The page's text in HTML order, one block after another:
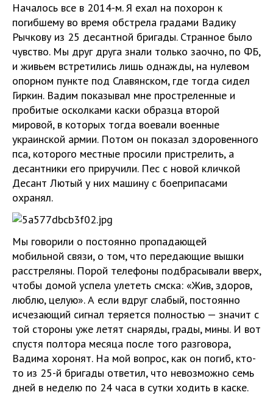
Началось все в 2014-м. Я ехал на похорон к
погибшему во время обстрела градами Вадику
Рычкову из 25 десантной бригады. Странное было
чувство. Мы друг друга знали только заочно, по ФБ,
и живьем встретились лишь однажды, на нулевом
опорном пункте под Славянском, где тогда сидел
Гиркин. Вадим показывал мне простреленные и
пробитые осколками каски образца второй
мировой, в которых тогда воевали военные
украинской армии. Потом он показал здоровенного
пса, которого местные просили пристрелить, а
десантники его приручили. Пес с новой кличкой
Десант Лютый у них машину с боеприпасами
охранял.
Мы говорили о постоянно пропадающей
мобильной связи, о том, что передающие вышки
расстреляны. Порой телефоны подбрасывали вверх,
чтобы домой успела улететь смска: «Жив, здоров,
люблю, целую». А если вдруг слабый, постоянно
исчезающий сигнал теряется полностью — значит с
той стороны уже летят снаряды, грады, мины. И вот
спустя полтора месяца после того разговора,
Вадима хоронят. На мой вопрос, как он погиб, кто-
то из 25-й бригады ответил, что невозможно семь
дней в неделю по 24 часа в сутки ходить в каске.